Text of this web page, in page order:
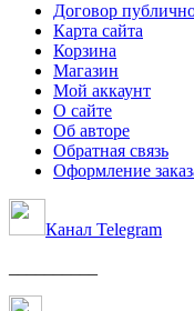
Договор
Карта сайта
Корзина
Магазин
Мой аккаунт
О сайте
Об авторе
Обратная связь
Оформление
Канал Telegram